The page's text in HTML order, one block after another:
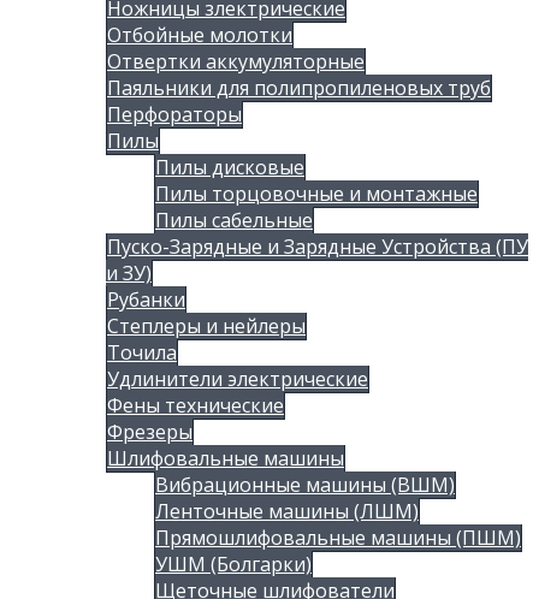
Ножницы злектрические
Отбойные молотки
Отвертки аккумуляторные
Паяльники для полипропиленовых труб
Перфораторы
Пилы
Пилы дисковые
Пилы торцовочные и монтажные
Пилы сабельные
Пуско-Зарядные и Зарядные Устройства (ПУ
и ЗУ)
Рубанки
Степлеры и нейлеры
Точила
Удлинители электрические
Фены технические
Фрезеры
Шлифовальные машины
Вибрационные машины (ВШМ)
Ленточные машины (ЛШМ)
Прямошлифовальные машины (ПШМ)
УШМ (Болгарки)
Щеточные шлифователи